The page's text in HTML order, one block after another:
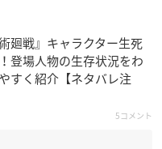
術廻戦』キャラクター生死
登場人物の生存状況をわ
すく紹介【ネタバレ注
5コメント